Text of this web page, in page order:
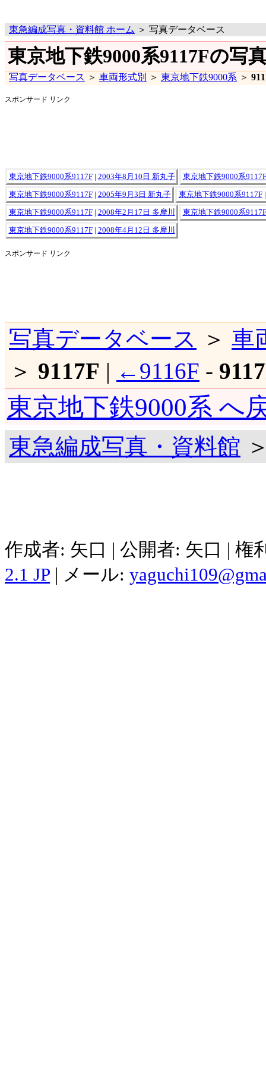
東急編成写真・資料館 ホーム ＞ 写真データベース
東京地下鉄9000系9117Fの写
写真データベース ＞ 車両形式別 ＞ 東京地下鉄9000系 ＞
スポンサード リンク
東京地下鉄9000系9117F| 2003年8月10日 新丸子 東京地下鉄9000系9117F
東京地下鉄9000系9117F| 2005年9月3日 新丸子 東京地下鉄9000系9117F
東京地下鉄9000系9117F| 2008年2月17日 多摩川 東京地下鉄9000系9117F
東京地下鉄9000系9117F| 2008年4月12日 多摩川
スポンサード リンク
写真データベース ＞ 車
＞ 9117F | ←9116F -
東京地下鉄9000系 へ
東急編成写真・資料館
作成者: 矢口 | 公開者: 矢口 |
2.1 JP | メール: